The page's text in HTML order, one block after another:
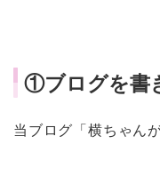
①ブログを書
当ブログ「横ちゃん